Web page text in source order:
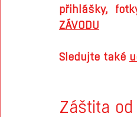
přihlášky,
ZÁVODU
Sledujte také
Záštita